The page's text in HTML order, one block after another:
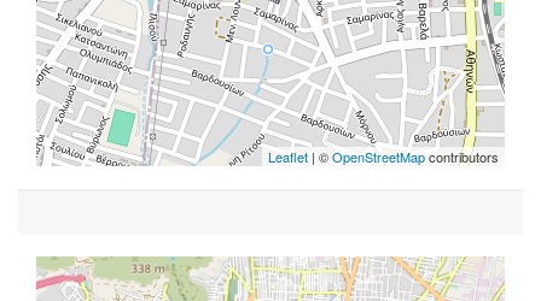
Leaflet | ©OpenStreetMapcontributors